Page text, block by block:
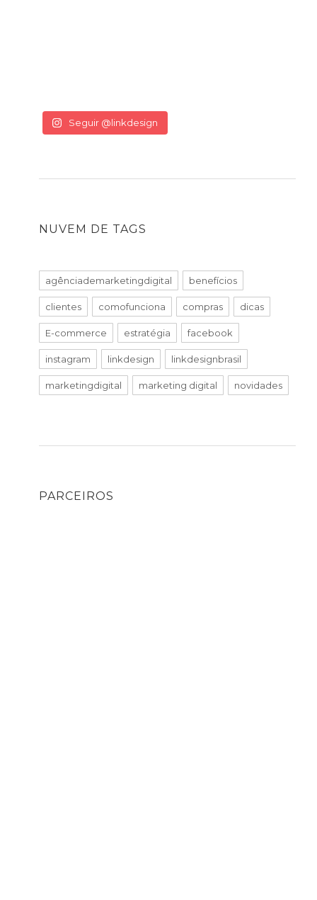
Seguir @linkdesign
NUVEM DE TAGS
agênciademarketingdigital benefícios
clientes comofunciona compras dicas
E-commerce estratégia facebook
instagram linkdesign linkdesignbrasil
marketingdigital marketing digital novidades
PARCEIROS